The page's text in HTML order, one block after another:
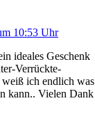
10:53 Uhr
ideales Geschenk
Verrückte-
ich endlich was
kann.. Vielen Dank